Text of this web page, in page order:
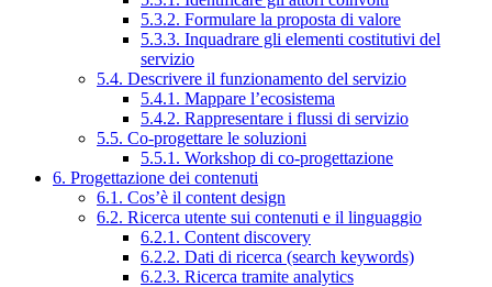
5.3.2. Formulare la proposta di valore
5.3.3. Inquadrare gli elementi costitutivi del
servizio
5.4. Descrivere il funzionamento del servizio
5.4.1. Mappare l’ecosistema
5.4.2. Rappresentare i flussi di servizio
5.5. Co-progettare le soluzioni
5.5.1. Workshop di co-progettazione
6. Progettazione dei contenuti
6.1. Cos’è il content design
6.2. Ricerca utente sui contenuti e il linguaggio
6.2.1. Content discovery
6.2.2. Dati di ricerca (search keywords)
6.2.3. Ricerca tramite analytics